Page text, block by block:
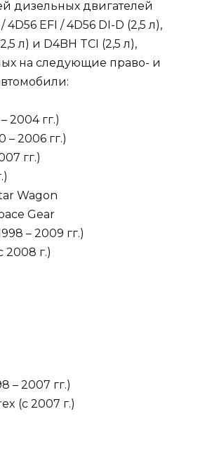
дизельных двигателей
4D56 EFI / 4D56 DI-D (2,5 л),
л) и D4BH TCI (2,5 л),
на следующие право- и
2004 гг.)
– 2006 гг.)
гг.)
Wagon
Gear
– 2009 гг.)
2008 г.)
– 2007 гг.)
(с 2007 г.)